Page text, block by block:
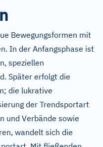
Bewegungsformen mit
In der Anfangsphase ist
speziellen
Später erfolgt die
die lukrative
der Trendsportart
und Verbände sowie
wandelt sich die